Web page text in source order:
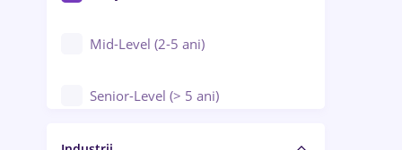
Mid-Level (2-5 ani)
Senior-Level (> 5 ani)